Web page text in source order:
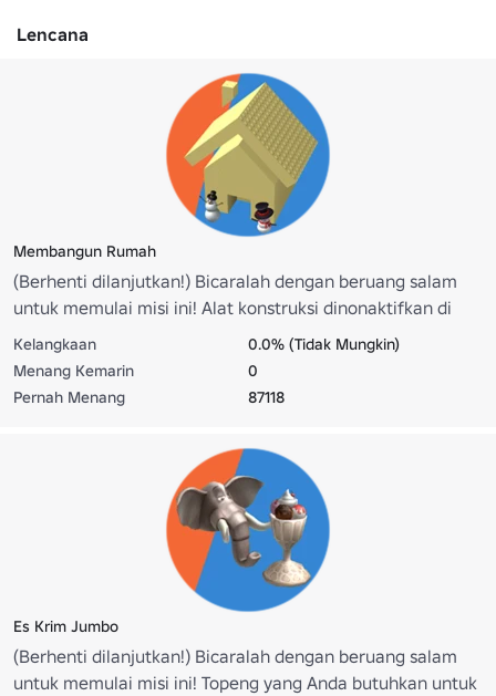
Lencana
Membangun Rumah
(Berhenti dilanjutkan!) Bicaralah dengan beruang salam
untuk memulai misi ini! Alat konstruksi dinonaktifkan di
ponsel tetapi Anda dapat pergi ke desktop untuk
mendapatkan ini! Lencana ini memberi Anda
http://www.roblox.com/Beast-Headphones-item?
Kelangkaan
0.0% (Tidak Mungkin)
Menang Kemarin
0
Pernah Menang
87118
Es Krim Jumbo
(Berhenti dilanjutkan!) Bicaralah dengan beruang salam
untuk memulai misi ini! Topeng yang Anda butuhkan untuk